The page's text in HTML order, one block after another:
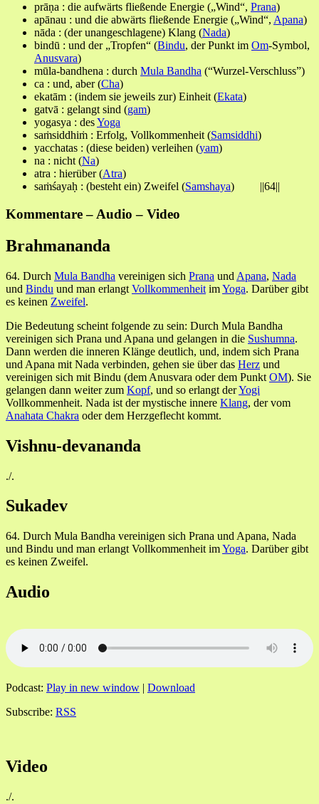
prāṇa : die aufwärts fließende Energie („Wind“, Prana)
apānau : und die abwärts fließende Energie („Wind“, Apana)
nāda : (der unangeschlagene) Klang (Nada)
bindū : und der „Tropfen“ (Bindu, der Punkt im Om-Symbol,
Anusvara)
mūla-bandhena : durch Mula Bandha (“Wurzel-Verschluss”)
ca : und, aber (Cha)
ekatām : (indem sie jeweils zur) Einheit (Ekata)
gatvā : gelangt sind (gam)
yogasya : desYoga
saṁsiddhiṁ : Erfolg, Vollkommenheit (Samsiddhi)
yacchatas : (diese beiden) verleihen (yam)
na : nicht (Na)
atra : hierüber (Atra)
saṁśayaḥ : (besteht ein) Zweifel (Samshaya) ||64||
Kommentare – Audio – Video
Brahmananda
64. Durch Mula Bandha vereinigen sich Prana und Apana, Nada
und Bindu und man erlangt Vollkommenheit imYoga. Darüber gibt
es keinen Zweifel.
Die Bedeutung scheint folgende zu sein: Durch Mula Bandha
vereinigen sich Prana und Apana und gelangen in die Sushumna.
Dann werden die inneren Klänge deutlich, und, indem sich Prana
und Apana mit Nada verbinden, gehen sie über das Herz und
vereinigen sich mit Bindu (dem Anusvara oder dem Punkt OM). Sie
gelangen dann weiter zum Kopf, und so erlangt derYogi
Vollkommenheit. Nada ist der mystische innere Klang, der vom
Anahata Chakra oder dem Herzgeflecht kommt.
Vishnu-devananda
./.
Sukadev
64. Durch Mula Bandha vereinigen sich Prana und Apana, Nada
und Bindu und man erlangt Vollkommenheit imYoga. Darüber gibt
es keinen Zweifel.
Audio
Podcast: Play in new window | Download
Subscribe: RSS
Video
./.